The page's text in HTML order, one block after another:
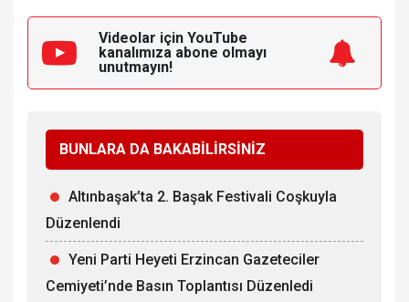
Videolar için YouTube
kanalımıza abone olmayı
unutmayın!
BUNLARA DA BAKABİLİRSİNİZ
Altınbaşak’ta 2. Başak Festivali Coşkuyla
Düzenlendi
Yeni Parti Heyeti Erzincan Gazeteciler
Cemiyeti’nde Basın Toplantısı Düzenledi